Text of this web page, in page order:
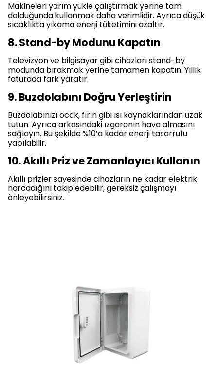
Makineleri yarım yükle çalıştırmak yerine tam
dolduğunda kullanmak daha verimlidir. Ayrıca düşük
sıcaklıkta yıkama enerji tüketimini azaltır.
8. Stand-by Modunu Kapatın
Televizyon ve bilgisayar gibi cihazları stand-by
modunda bırakmak yerine tamamen kapatın. Yıllık
faturada fark yaratır.
9. Buzdolabını Doğru Yerleştirin
Buzdolabınızı ocak, fırın gibi ısı kaynaklarından uzak
tutun. Ayrıca arkasındaki ızgaranın hava almasını
sağlayın. Bu şekilde %10’a kadar enerji tasarrufu
yapılabilir.
10. Akıllı Priz ve Zamanlayıcı Kullanın
Akıllı prizler sayesinde cihazların ne kadar elektrik
harcadığını takip edebilir, gereksiz çalışmayı
önleyebilirsiniz.